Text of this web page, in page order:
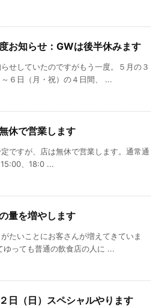
お知らせ：GWは後半休みます
せしていたのですがもう一度。５月の３
～６日（月・祝）の４日間、 ...
休で営業します
ですが、店は無休で営業します。通常通
、18:0 ...
量を増やします
たいことにお客さんが増えてきていま
ゆっても普通の飲食店の人に ...
日（日）スペシャルやります